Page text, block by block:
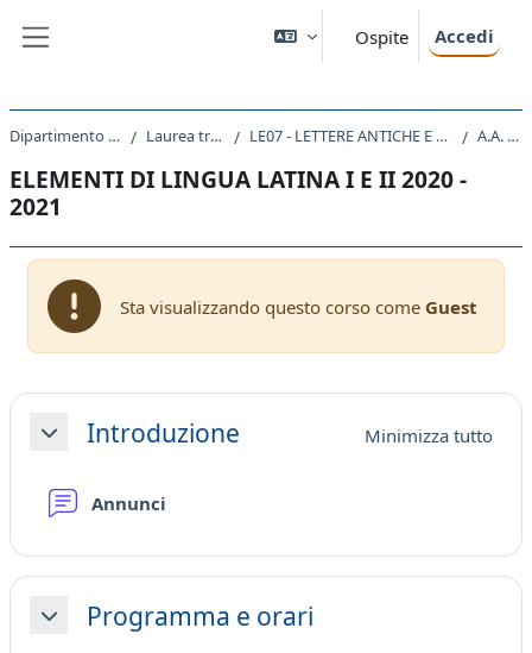
Ospite Accedi
Dipartimento di Studi Umanistici Laurea triennale (DM270) LE07 - LETTERE ANTICHE E MODERNE, ARTI, COMUNICAZIONE A.A. 2020 - 2021
ELEMENTI DI LINGUA LATINA I E II 2020 -
2021
Sta visualizzando questo corso come Guest
Schema della sezione
MinimizzaIntroduzione Minimizza tutto
Annunci
MinimizzaProgramma e orari